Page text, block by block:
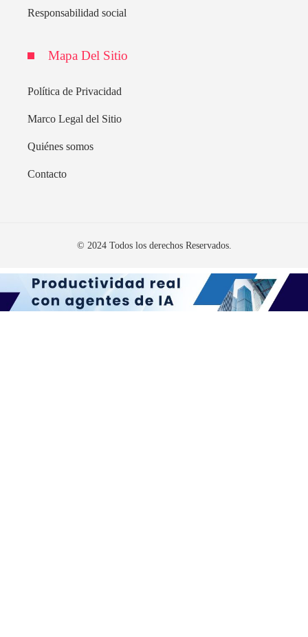
Responsabilidad social
Mapa Del Sitio
Política de Privacidad
Marco Legal del Sitio
Quiénes somos
Contacto
© 2024 Todos los derechos Reservados.